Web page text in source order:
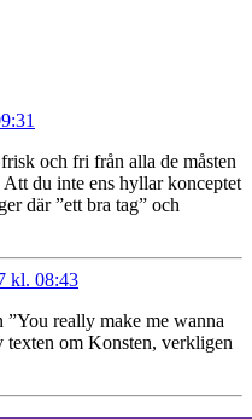
och fri från alla de måsten
du inte ens hyllar konceptet
där ”ett bra tag” och
kl. 08:43
really make me wanna
texten om Konsten, verkligen